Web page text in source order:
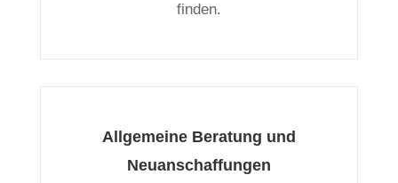
finden.
Allgemeine Beratung und
Neuanschaffungen